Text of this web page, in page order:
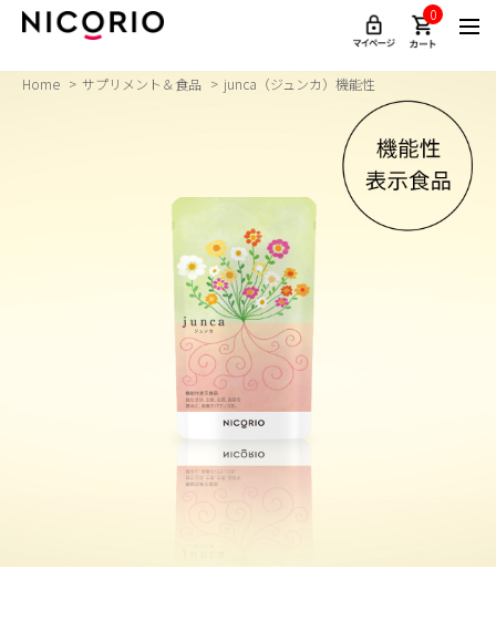
0
Home サプリメント＆食品 junca（ジュンカ）機能性